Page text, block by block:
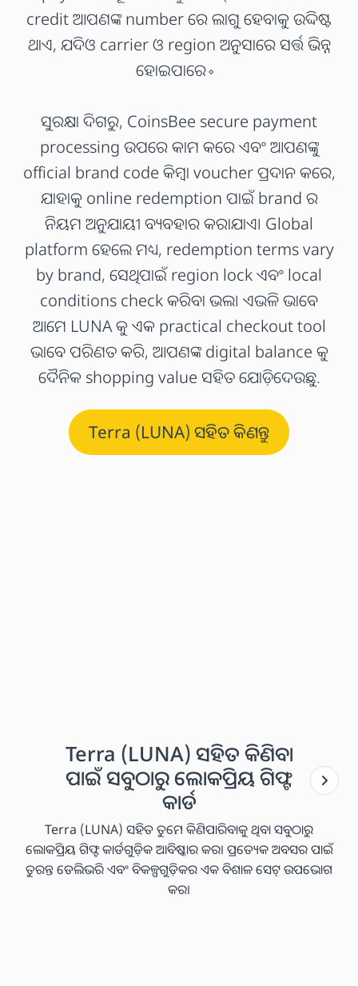
credit ଆପଣଙ୍କ number ରେ ଲାଗୁ ହେବାକୁ ଉଦ୍ଦିଷ୍ଟ
ଥାଏ, ଯଦିଓ carrier ଓ region ଅନୁସାରେ ସର୍ତ୍ତ ଭିନ୍ନ
ହୋଇପାରେ。
ସୁରକ୍ଷା ଦିଗରୁ, CoinsBee secure payment
processing ଉପରେ କାମ କରେ ଏବଂ ଆପଣଙ୍କୁ
official brand code କିମ୍ବା voucher ପ୍ରଦାନ କରେ,
ଯାହାକୁ online redemption ପାଇଁ brand ର
ନିୟମ ଅନୁଯାୟୀ ବ୍ୟବହାର କରାଯାଏ। Global
platform ହେଲେ ମଧ୍ୟ, redemption terms vary
by brand, ସେଥିପାଇଁ region lock ଏବଂ local
conditions check କରିବା ଭଲ। ଏଭଳି ଭାବେ
ଆମେ LUNA କୁ ଏକ practical checkout tool
ଭାବେ ପରିଣତ କରି, ଆପଣଙ୍କ digital balance କୁ
ଦୈନିକ shopping value ସହିତ ଯୋଡ଼ିଦେଉଛୁ.
Terra (LUNA) ସହିତ କିଣନ୍ତୁ
Terra (LUNA) ସହିତ କିଣିବା
ପାଇଁ ସବୁଠାରୁ ଲୋକପ୍ରିୟ ଗିଫ୍ଟ
କାର୍ଡ
Terra (LUNA) ସହିତ ତୁମେ କିଣିପାରିବାକୁ ଥିବା ସବୁଠାରୁ
ଲୋକପ୍ରିୟ ଗିଫ୍ଟ କାର୍ଡଗୁଡ଼ିକ ଆବିଷ୍କାର କର। ପ୍ରତ୍ୟେକ ଅବସର ପାଇଁ
ତୁରନ୍ତ ଡେଲିଭରି ଏବଂ ବିକଳ୍ପଗୁଡ଼ିକର ଏକ ବିଶାଳ ସେଟ୍ ଉପଭୋଗ
କର।